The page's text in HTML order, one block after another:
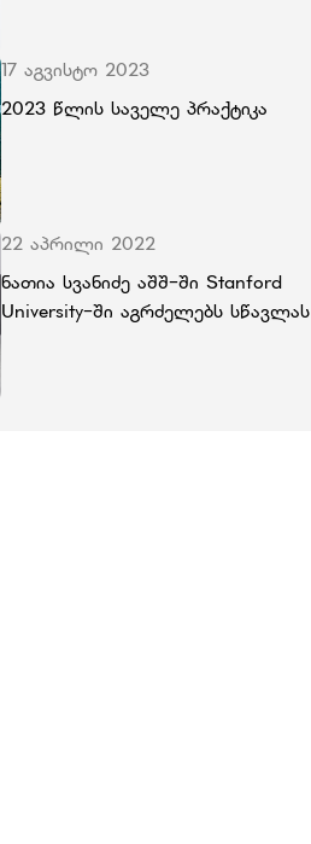
17 აგვისტო 2023
2023 წლის საველე პრაქტიკა
22 აპრილი 2022
ნათია სვანიძე აშშ-ში Stanford
University-ში აგრძელებს სწავლას